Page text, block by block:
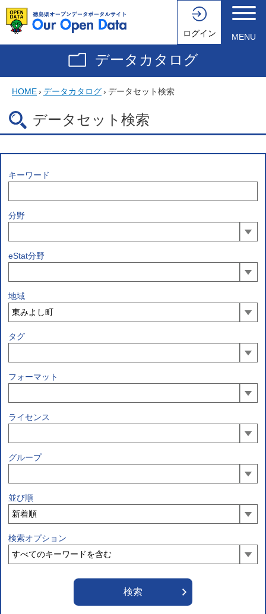
ログイン MENU
データカタログ
HOME› データカタログ› データセット検索
データセット検索
キーワード
分野
eStat分野
地域
タグ
フォーマット
ライセンス
グループ
並び順
検索オプション